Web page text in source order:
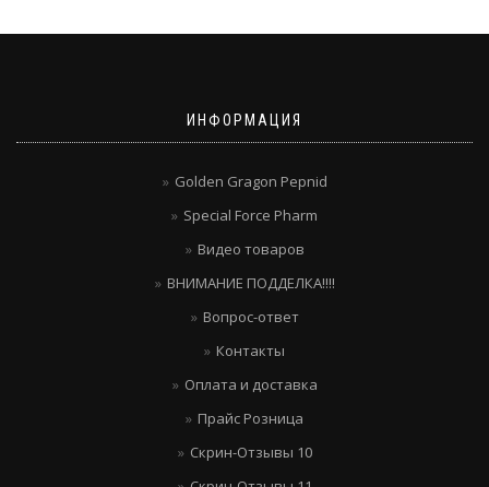
ИНФОРМАЦИЯ
Golden Gragon Pepnid
Special Force Pharm
Видео товаров
ВНИМАНИЕ ПОДДЕЛКА!!!!
Вопрос-ответ
Контакты
Оплата и доставка
Прайс Розница
Скрин-Отзывы 10